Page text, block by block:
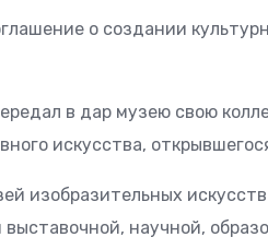
о создании
в дар музею свою
искусства,
изобразительных
научной,